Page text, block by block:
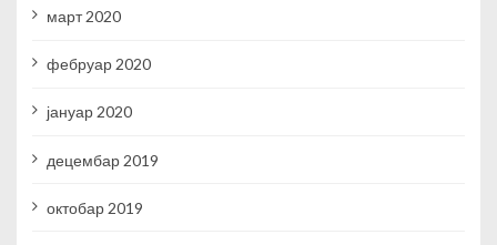
март 2020
фебруар 2020
јануар 2020
децембар 2019
октобар 2019